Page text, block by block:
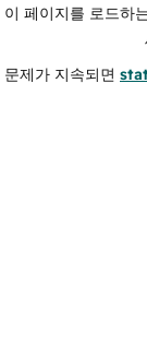
이 페이지를 로드하
문제가 지속되면